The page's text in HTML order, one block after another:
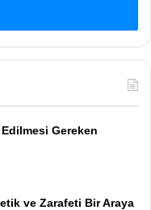
Gereken
ve Zarafeti Bir Araya